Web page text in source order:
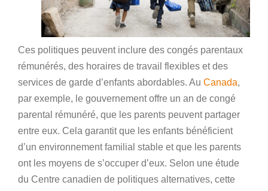
Ces politiques peuvent inclure des congés parentaux
rémunérés, des horaires de travail flexibles et des
services de garde d’enfants abordables. Au Canada,
par exemple, le gouvernement offre un an de congé
parental rémunéré, que les parents peuvent partager
entre eux. Cela garantit que les enfants bénéficient
d’un environnement familial stable et que les parents
ont les moyens de s’occuper d’eux. Selon une étude
du Centre canadien de politiques alternatives, cette